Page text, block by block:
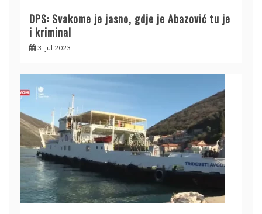
DPS: Svakome je jasno, gdje je Abazović tu je
i kriminal
3. jul 2023.